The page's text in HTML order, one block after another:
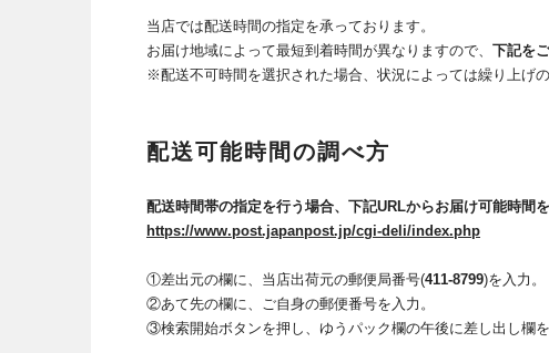
当店では配送時間の指定を承っております。
お届け地域によって最短到着時間が異なりますので、 下記を
※配送不可時間を選択された場合、状況によっては繰り上げ
配送可能時間の調べ方
配送時間帯の指定を行う場合、下記URLからお届け可能時間を
https://www.post.japanpost.jp/cgi-deli/index.php
①差出元の欄に、当店出荷元の郵便局番号(411-8799)を入力。
②あて先の欄に、ご自身の郵便番号を入力。
③検索開始ボタンを押し、ゆうパック欄の午後に差し出し欄